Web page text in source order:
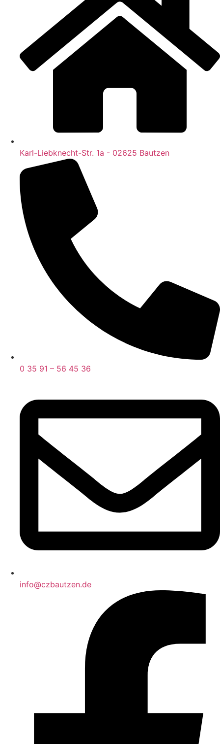
Karl-Liebknecht-Str. 1a - 02625 Bautzen
0 35 91 – 56 45 36
info@czbautzen.de